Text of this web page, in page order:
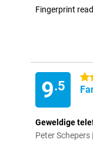
Fingerprint
9.5
5
Geweldige
Peter